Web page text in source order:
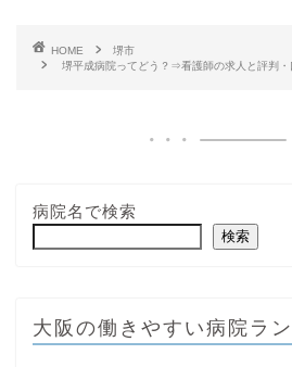
HOME
堺市
堺平成病院ってどう？⇒看護師の求人と評判・
病院名で検索
検索
大阪の働きやすい病院ラ